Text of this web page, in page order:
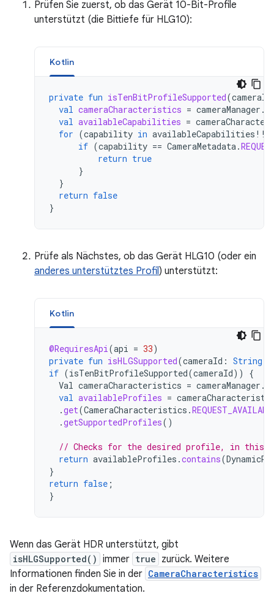
Prüfen Sie zuerst, ob das Gerät 10-Bit-Profile
unterstützt (die Bittiefe für HLG10):
Kotlin
private fun isTenBitProfileSupported(cameraId
val cameraCharacteristics = cameraManager .
val availableCapabilities =
for (capability in availableCapabilities !!
if (capability == CameraMetadata.
return true
}
}
return false
}
Prüfe als Nächstes, ob das Gerät HLG10 (oder ein
anderes unterstütztes Profil) unterstützt:
Kotlin
@RequiresApi(api = 33)
private fun isHLGSupported(cameraId : String
if (isTenBitProfileSupported(cameraId))
{
Val cameraCharacteristics = cameraManager .
val availableProfiles =
.get(CameraCharacteristics .
.getSupportedProfiles()
// Checks for the desired profile, in this
return availableProfiles .contains(
}
return false ;
}
Wenn das Gerät HDR unterstützt, gibt
isHLGSupported() immer true zurück. Weitere
Informationen finden Sie in der CameraCharacteristics
in der Referenzdokumentation.